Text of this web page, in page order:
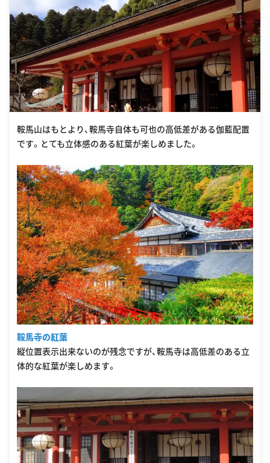
鞍馬山はもとより、鞍馬寺自体も可也の高低差がある伽藍配置
です。とても立体感のある紅葉が楽しめました。
鞍馬寺の紅葉
縦位置表示出来ないのが残念ですが、鞍馬寺は高低差のある立
体的な紅葉が楽しめます。